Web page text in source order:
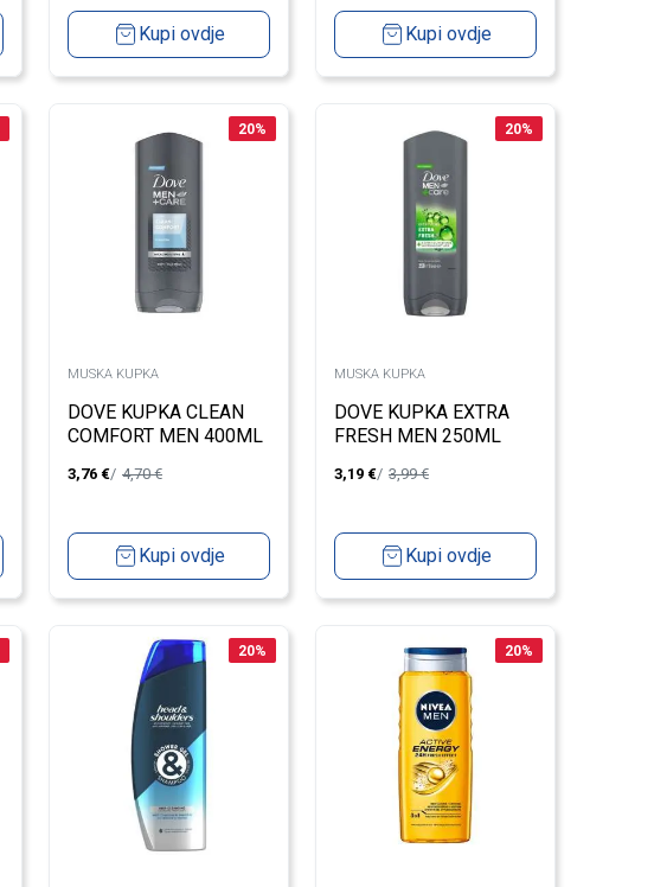
Kupi ovdje Kupi ovdje
20%
MUSKA KUPKA
DOVE KUPKA CLEAN
COMFORT MEN 400ML
3,76 € 4,70€
Kupi ovdje
20%
MUSKA KUPKA
DOVE KUPKA EXTRA
FRESH MEN 250ML
3,19 € 3,99€
Kupi ovdje
20% 20%